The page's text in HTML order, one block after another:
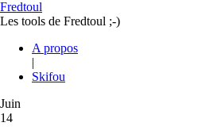
Fredtoul
Les tools de Fredtoul ;-)
A propos
|
Skifou
Juin
14